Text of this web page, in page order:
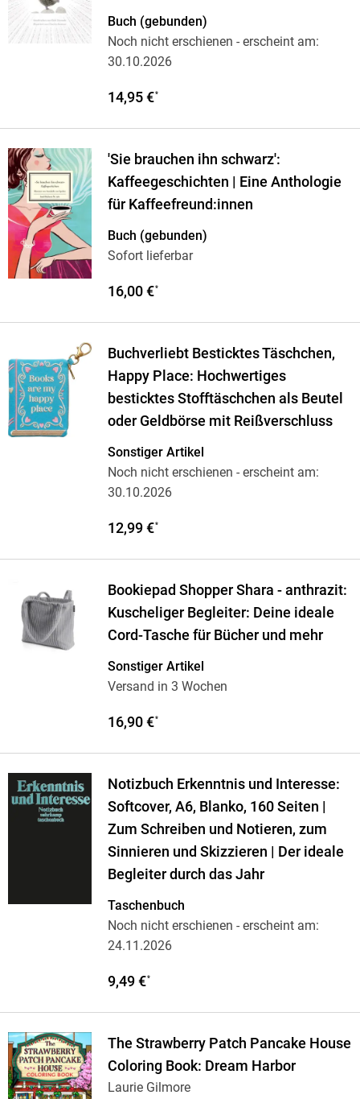
Buch (gebunden)
Noch nicht erschienen - erscheint am:
30.10.2026
14,95 €*
'Sie brauchen ihn schwarz':
Kaffeegeschichten | Eine Anthologie
für Kaffeefreund:innen
Buch (gebunden)
Sofort lieferbar
16,00 €*
Buchverliebt Besticktes Täschchen,
Happy Place: Hochwertiges
besticktes Stofftäschchen als Beutel
oder Geldbörse mit Reißverschluss
Sonstiger Artikel
Noch nicht erschienen - erscheint am:
30.10.2026
12,99 €*
Bookiepad Shopper Shara - anthrazit:
Kuscheliger Begleiter: Deine ideale
Cord-Tasche für Bücher und mehr
Sonstiger Artikel
Versand in 3 Wochen
16,90 €*
Notizbuch Erkenntnis und Interesse:
Softcover, A6, Blanko, 160 Seiten |
Zum Schreiben und Notieren, zum
Sinnieren und Skizzieren | Der ideale
Begleiter durch das Jahr
Taschenbuch
Noch nicht erschienen - erscheint am:
24.11.2026
9,49 €*
The Strawberry Patch Pancake House
Coloring Book: Dream Harbor
Laurie Gilmore